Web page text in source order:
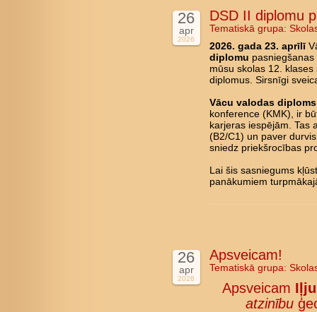
26
apr
2026
DSD II diplomu
Tematiskā grupa:
2026. gada 23. aprīlī
diplomu
mūsu skolas 12.
diplomus. Sirsnīgi
Vācu valodas
konference (KMK), ir
karjeras iespējām. Tas
(B2/C1) un paver
sniedz priekšrocības
Lai šis sasniegums
panākumiem
26
apr
2026
Apsveicam!
Tematiskā grupa:
Apsveicam
atzinību